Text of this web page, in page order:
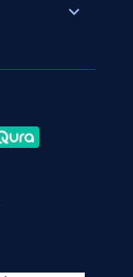
expand_more